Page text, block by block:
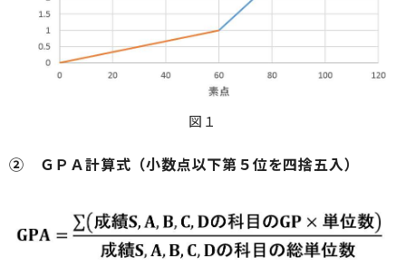
図１
② ＧＰＡ計算式（小数点以下第５位を四捨五入）